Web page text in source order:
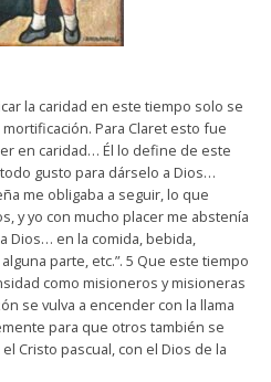
la caridad en este tiempo solo se
Para Claret esto fue
en caridad… Él lo define de este
gusto para dárselo a Dios…
me obligaba a seguir, lo que
y yo con mucho placer me abstenía
Dios… en la comida, bebida,
parte, etc.”. 5 Que este tiempo
como misioneros y misioneras
se vulva a encender con la llama
para que otros también se
Cristo pascual, con el Dios de la